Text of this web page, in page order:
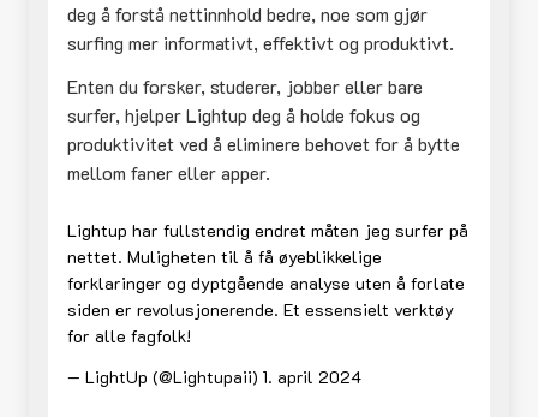
deg å forstå nettinnhold bedre, noe som gjør
surfing mer informativt, effektivt og produktivt.
Enten du forsker, studerer, jobber eller bare
surfer, hjelper Lightup deg å holde fokus og
produktivitet ved å eliminere behovet for å bytte
mellom faner eller apper.
Lightup har fullstendig endret måten jeg surfer på
nettet. Muligheten til å få øyeblikkelige
forklaringer og dyptgående analyse uten å forlate
siden er revolusjonerende. Et essensielt verktøy
for alle fagfolk!
— LightUp (@Lightupaii) 1. april 2024